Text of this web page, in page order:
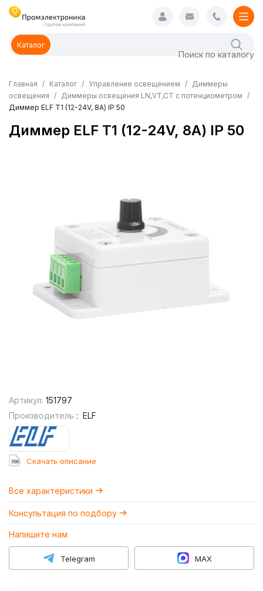
Каталог
Главная Каталог Управление освещением
Диммеры
освещения
Диммеры освещения LN,VT,CT с потенциометром
Диммер ELF Т1 (12-24V, 8A) IP 50
Диммер ELF Т1 (12-24V, 8A) IP 50
Артикул: 151797
Производитель : ELF
Cкачать описание
Все характеристики
Консультация по подбору
Напишите нам
Telegram MAX